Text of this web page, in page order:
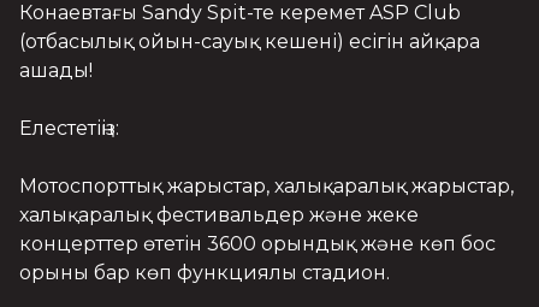
Конаевтағы Sandy Spit-те керемет ASP Club
(отбасылық ойын-сауық кешені) есігін айқара
ашады!
Елестетіңіз:
Мотоспорттық жарыстар, халықаралық жарыстар,
халықаралық фестивальдер және жеке
концерттер өтетін 3600 орындық және көп бос
орыны бар көп функциялы стадион.